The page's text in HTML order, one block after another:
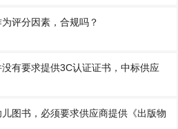
评分因素，合规吗？
有要求提供3C认证证书，中标供应
图书，必须要求供应商提供《出版物